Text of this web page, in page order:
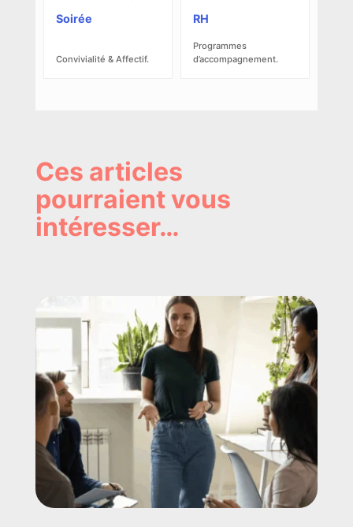
Soirée
Convivialité & Affectif.
RH
Programmes
d’accompagnement.
Ces articles
pourraient vous
intéresser…